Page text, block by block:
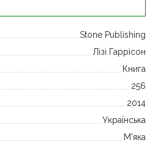
Stone Publishing
Лізі Гаррісон
Книга
256
2014
Українська
М'яка